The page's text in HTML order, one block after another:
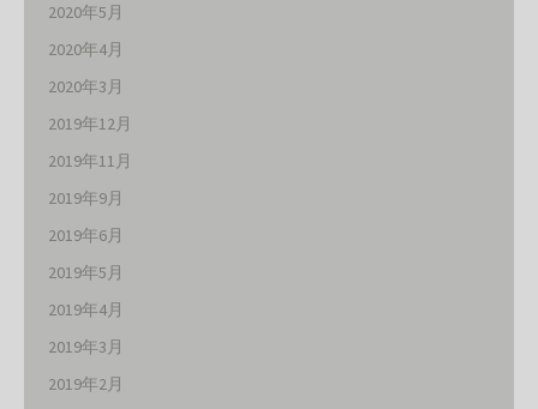
2020年5月
2020年4月
2020年3月
2019年12月
2019年11月
2019年9月
2019年6月
2019年5月
2019年4月
2019年3月
2019年2月